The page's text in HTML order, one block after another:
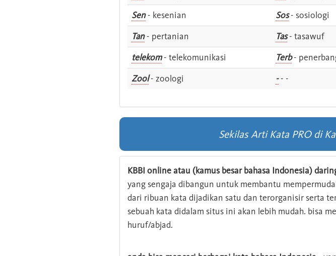
Sen- kesenian Sos- sosiologi
Tan- pertanian Tas- tasawuf
telekom- telekomunikasi Terb-
Zool- zoologi -- -
Sekilas Arti Kata PRO di
KBBI online atau (kamus besar bahasa Indonesia)
yang sengaja dibangun untuk membantu
dari ribuan kata dijadikan satu dan terorganisir serta
sebuah kata didalam situs ini akan lebih mudah. bisa
huruf/abjad.